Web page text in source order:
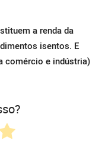
a renda da
isentos. E
comércio e indústria)